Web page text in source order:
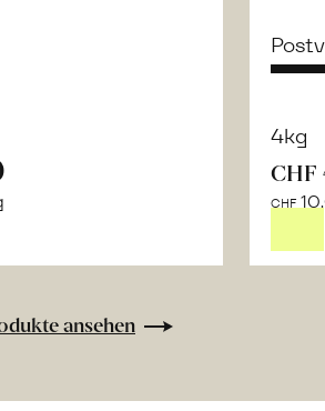
«Arbequina»
Virgen
4kg
CHF
CHF
ansehen